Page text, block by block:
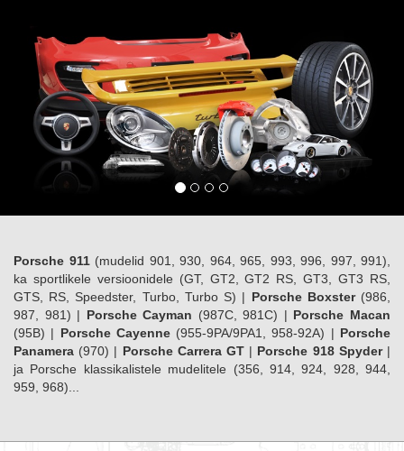
Porsche 911(mudelid 901, 930, 964, 965, 993, 996, 997, 991),
ka sportlikele versioonidele (GT, GT2, GT2 RS, GT3, GT3 RS,
GTS, RS, Speedster, Turbo, Turbo S) | Porsche Boxster(986,
987, 981) | Porsche Cayman (987C, 981C) | Porsche Macan
(95B) | Porsche Cayenne(955-9PA/9PA1, 958-92A) | Porsche
Panamera (970) | Porsche Carrera GT | Porsche 918 Spyder|
ja Porsche klassikalistele mudelitele (356, 914, 924, 928, 944,
959, 968)...